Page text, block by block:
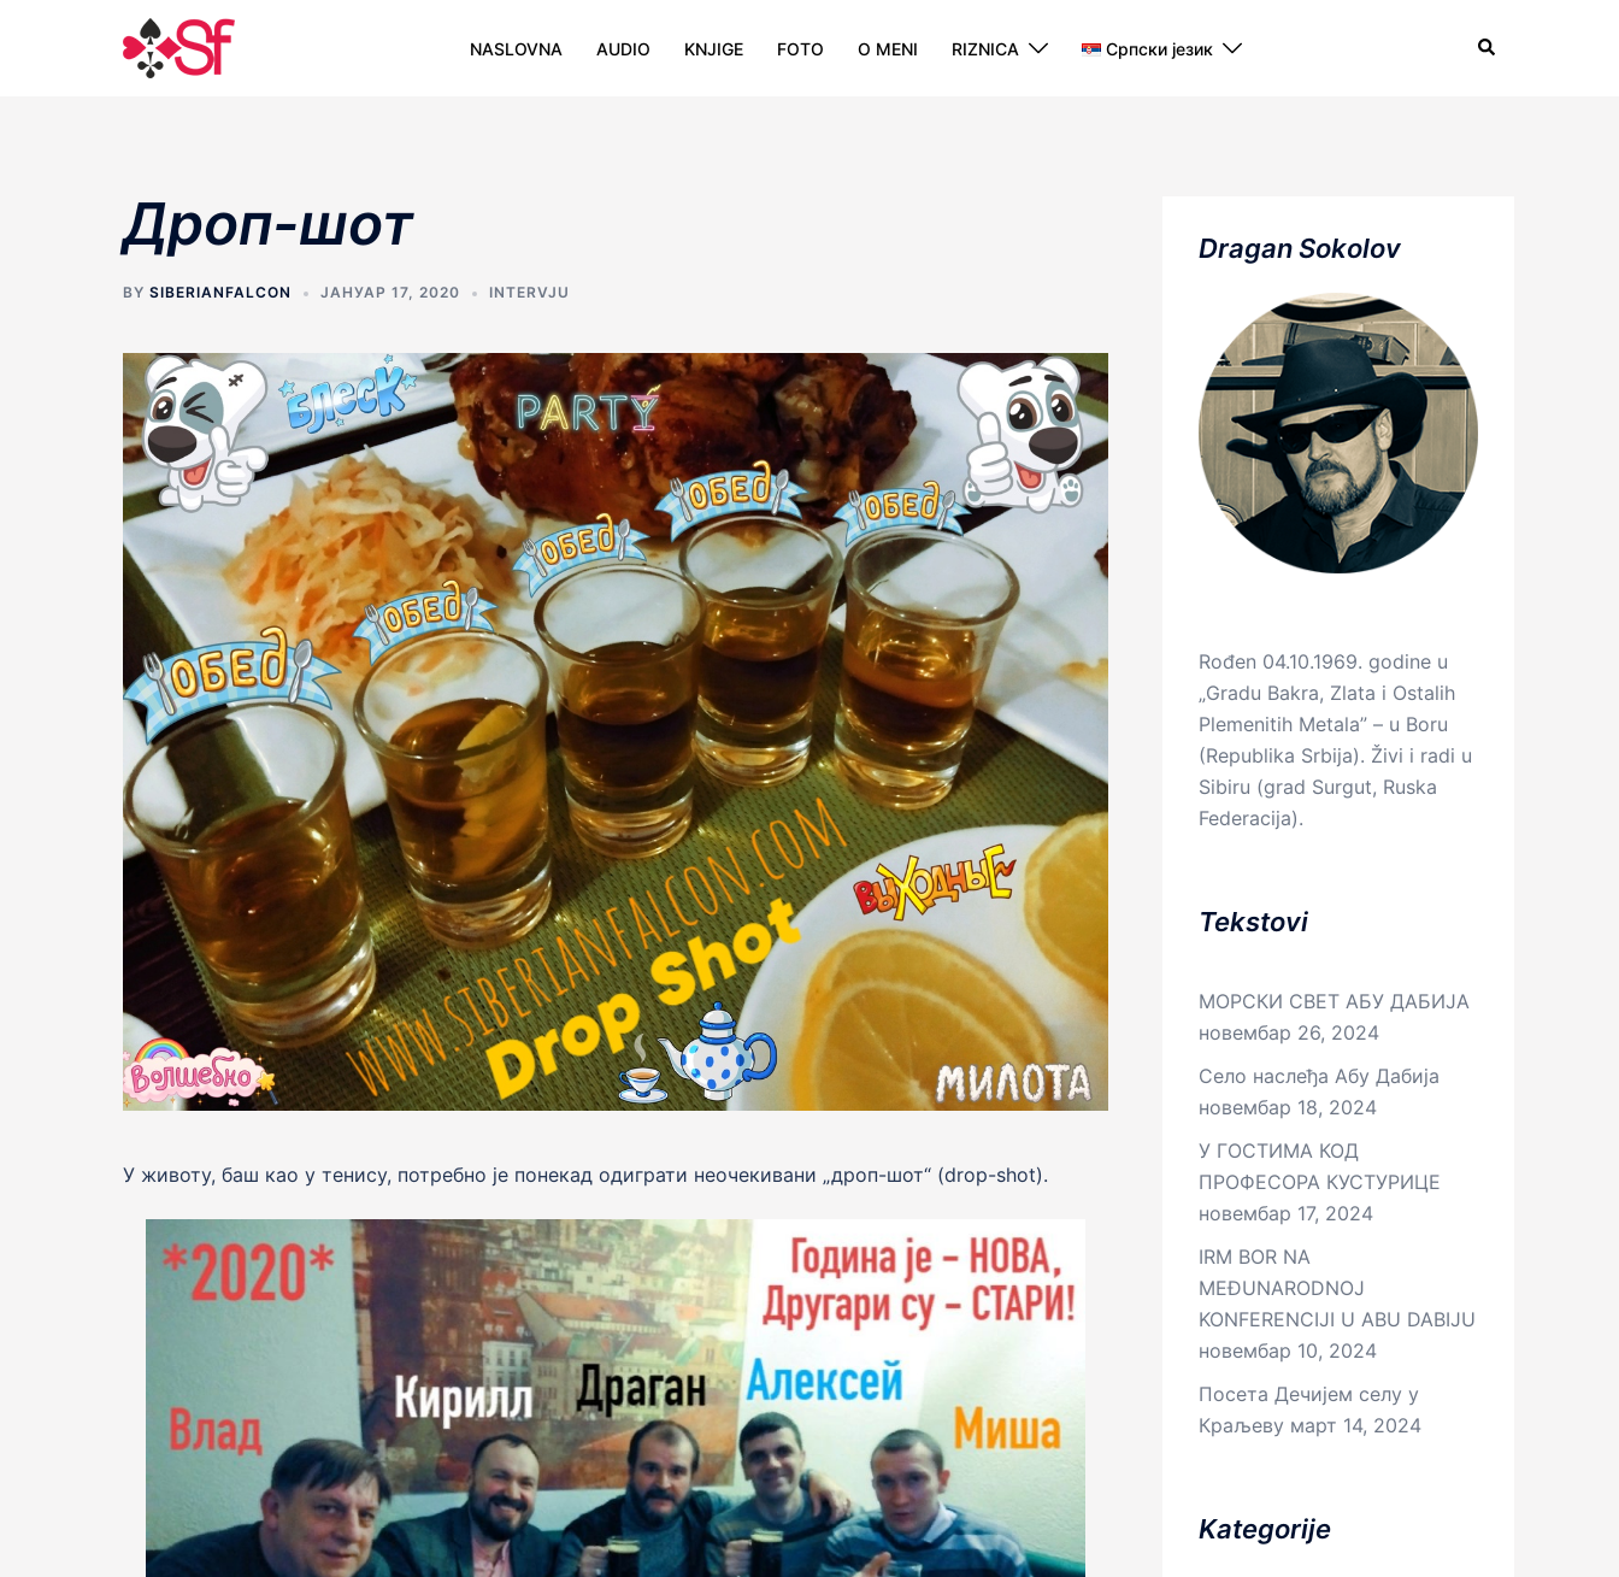
NASLOVNA AUDIO KNJIGE FOTO O MENI RIZNICA Српски језик Search
Дроп-шот
BY SIBERIANFALCON ЈАНУАР 17, 2020 INTERVJU
У животу, баш као у тенису, потребно jе понекад одиграти неочекивани „дроп-шот“ (drop-shot).
Dragan Sokolov
Rođen 04.10.1969. godine u
„Gradu Bakra, Zlata i Ostalih
Plemenitih Metala” – u Boru
(Republika Srbija). Živi i radi u
Sibiru (grad Surgut, Ruska
Federacija).
Tekstovi
МОРСКИ СВЕТ АБУ ДАБИЈА
новембар 26, 2024
Село наслеђа Абу Дабија
новембар 18, 2024
У ГОСТИМА КОД
ПРОФЕСОРА КУСТУРИЦЕ
новембар 17, 2024
IRM BOR NA
MEĐUNARODNOJ
KONFERENCIJI U ABU DABIJU
новембар 10, 2024
Посета Дечијем селу у
Краљеву март 14, 2024
Kategorije